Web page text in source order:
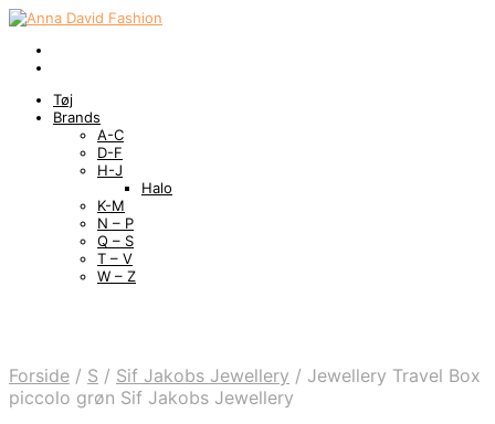
Tøj
Brands
A-C
D-F
H-J
Halo
K-M
N – P
Q – S
T – V
W – Z
Forside / S / Sif Jakobs Jewellery / Jewellery Travel Box
piccolo grøn Sif Jakobs Jewellery